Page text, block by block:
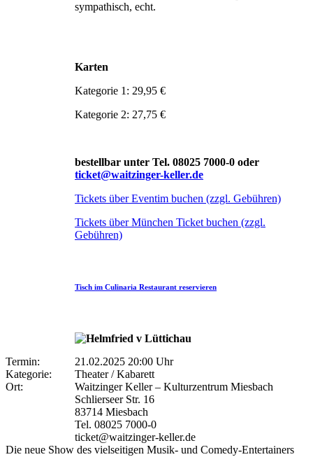
sympathisch, echt.
Karten
Kategorie 1: 29,95 €
Kategorie 2: 27,75 €
bestellbar unter Tel. 08025 7000-0 oder
ticket@waitzinger-keller.de
Tickets über Eventim buchen (zzgl. Gebühren)
Tickets über München Ticket buchen (zzgl.
Gebühren)
Tisch im Culinaria Restaurant reservieren
Termin:
21.02.2025 20:00 Uhr
Kategorie:
Theater / Kabarett
Ort:
Waitzinger Keller – Kulturzentrum Miesbach
Schlierseer Str. 16
83714 Miesbach
Tel. 08025 7000-0
ticket@waitzinger-keller.de
Die neue Show des vielseitigen Musik- und Comedy-Entertainers